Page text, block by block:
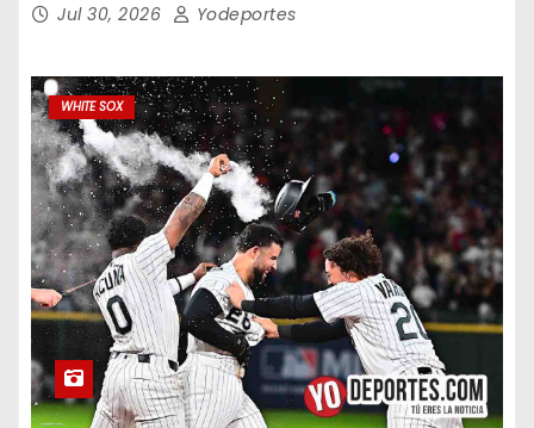
Jul 30, 2026 Yodeportes
WHITE SOX